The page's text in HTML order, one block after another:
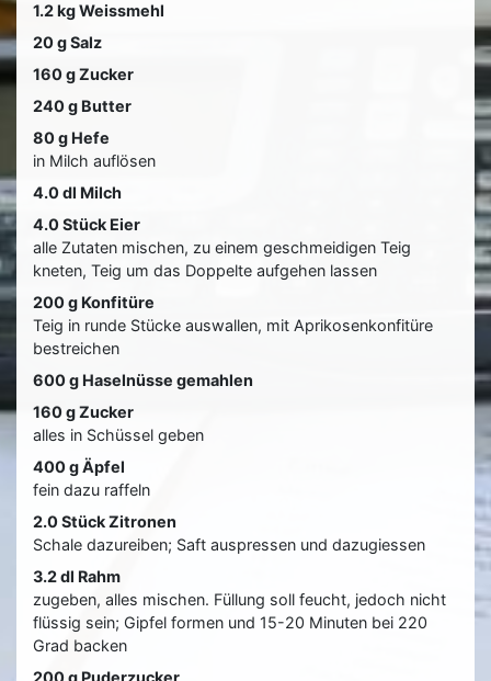
1.2 kg Weissmehl
20 g Salz
160 g Zucker
240 g Butter
80 g Hefe
in Milch auflösen
4.0 dl Milch
4.0 Stück Eier
alle Zutaten mischen, zu einem geschmeidigen Teig
kneten, Teig um das Doppelte aufgehen lassen
200 g Konfitüre
Teig in runde Stücke auswallen, mit Aprikosenkonfitüre
bestreichen
600 g Haselnüsse gemahlen
160 g Zucker
alles in Schüssel geben
400 g Äpfel
fein dazu raffeln
2.0 Stück Zitronen
Schale dazureiben; Saft auspressen und dazugiessen
3.2 dl Rahm
zugeben, alles mischen. Füllung soll feucht, jedoch nicht
flüssig sein; Gipfel formen und 15-20 Minuten bei 220
Grad backen
200 g Puderzucker